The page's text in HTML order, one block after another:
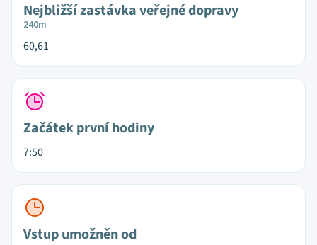
Nejbližší zastávka veřejné dopravy
240m
60,61
Začátek první hodiny
7:50
Vstup umožněn od